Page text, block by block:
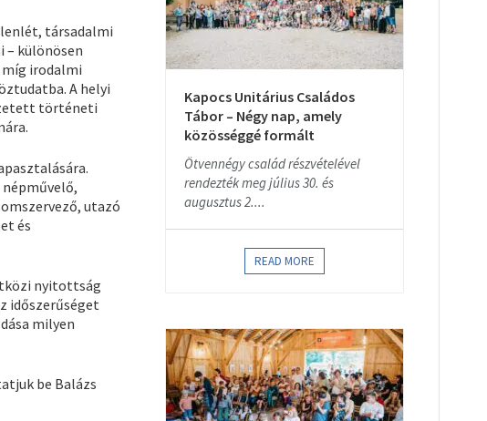
társadalmi
– különösen
míg irodalmi
A helyi
történeti
utazó
és
nyitottság
időszerűséget
milyen
be Balázs
Kapocs Unitárius Családos
Tábor – Négy nap, amely
közösséggé formált
Ötvennégy család részvételével
rendezték meg július 30. és
augusztus 2....
READ MORE